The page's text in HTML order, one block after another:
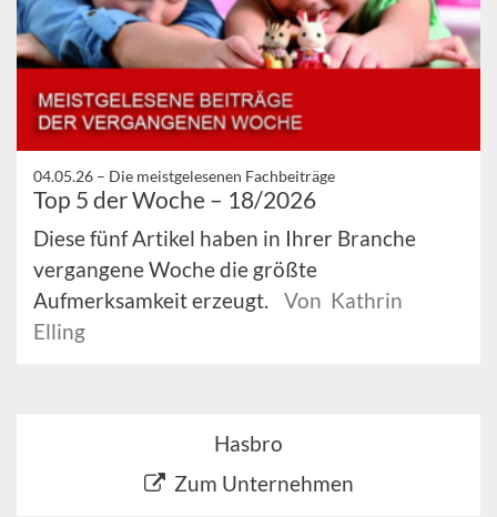
04.05.26 – Die meistgelesenen Fachbeiträge
Top 5 der Woche – 18/2026
Diese fünf Artikel haben in Ihrer Branche
vergangene Woche die größte
Aufmerksamkeit erzeugt.
Von Kathrin
Elling
Hasbro
Zum Unternehmen